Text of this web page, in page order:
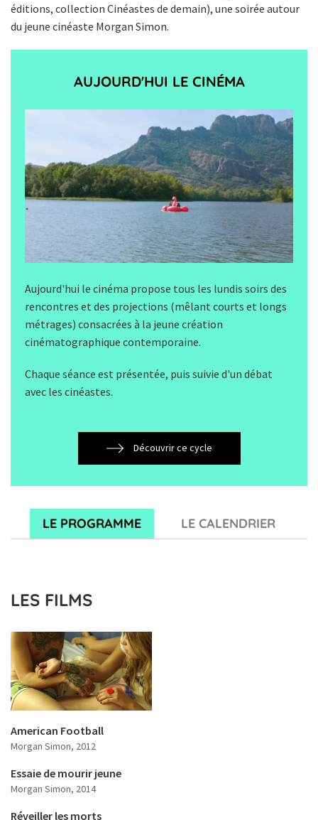
éditions, collection Cinéastes de demain), une soirée autour
du jeune cinéaste Morgan Simon.
AUJOURD'HUI LE CINÉMA
Aujourd'hui le cinéma propose tous les lundis soirs des
rencontres et des projections (mêlant courts et longs
métrages) consacrées à la jeune création
cinématographique contemporaine.
Chaque séance est présentée, puis suivie d'un débat
avec les cinéastes.
Découvrir ce cycle
LE PROGRAMME LE CALENDRIER
LES FILMS
American Football
Morgan Simon, 2012
Essaie de mourir jeune
Morgan Simon, 2014
Réveiller les morts